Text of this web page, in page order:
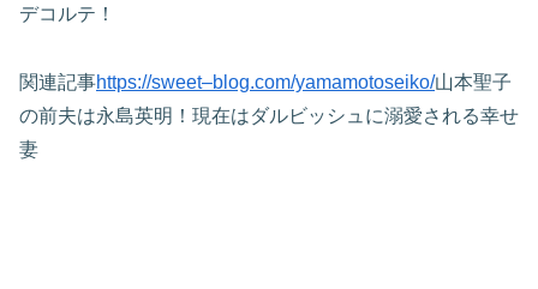
デコルテ！
関連記事https://sweet–blog.com/yamamotoseiko/山本聖子
の前夫は永島英明！現在はダルビッシュに溺愛される幸せ
妻